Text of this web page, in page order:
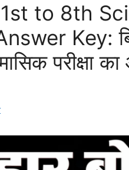
to 8th
Key:
परीक्षा